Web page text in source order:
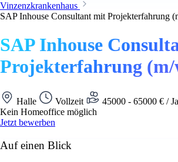
Vinzenzkrankenhaus
SAP Inhouse Consultant mit Projekterfahrung
SAP Inhouse
Projekterfahrung
Halle Vollzeit
45000 - 65000 € /
Kein Homeoffice möglich
Jetzt bewerben
Auf einen Blick